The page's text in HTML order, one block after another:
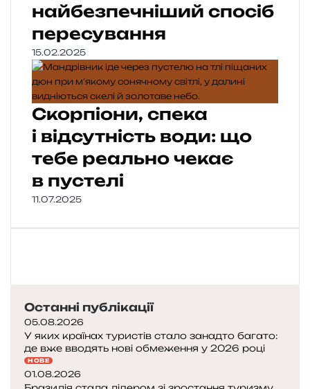
найбезпечніший спосіб
пересування
15.02.2025
Скорпіони, спека
і відсутність води: що
тебе реально чекає
в пустелі
11.07.2025
Останні публікації
05.08.2026
У яких країнах туристів стало занадто багато:
де вже вводять нові обмеження у 2026 році
НОВЕ
01.08.2026